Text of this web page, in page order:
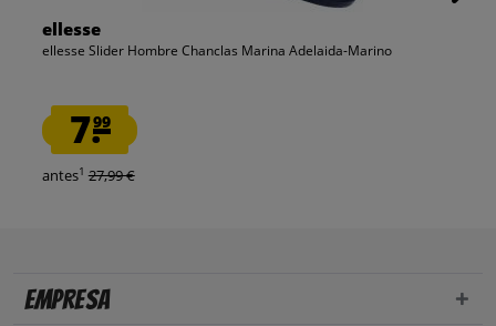
ellesse
ellesse Slider Hombre Chanclas Marina Adelaida-Marino
7.99
antes1 27,99 €
Empresa